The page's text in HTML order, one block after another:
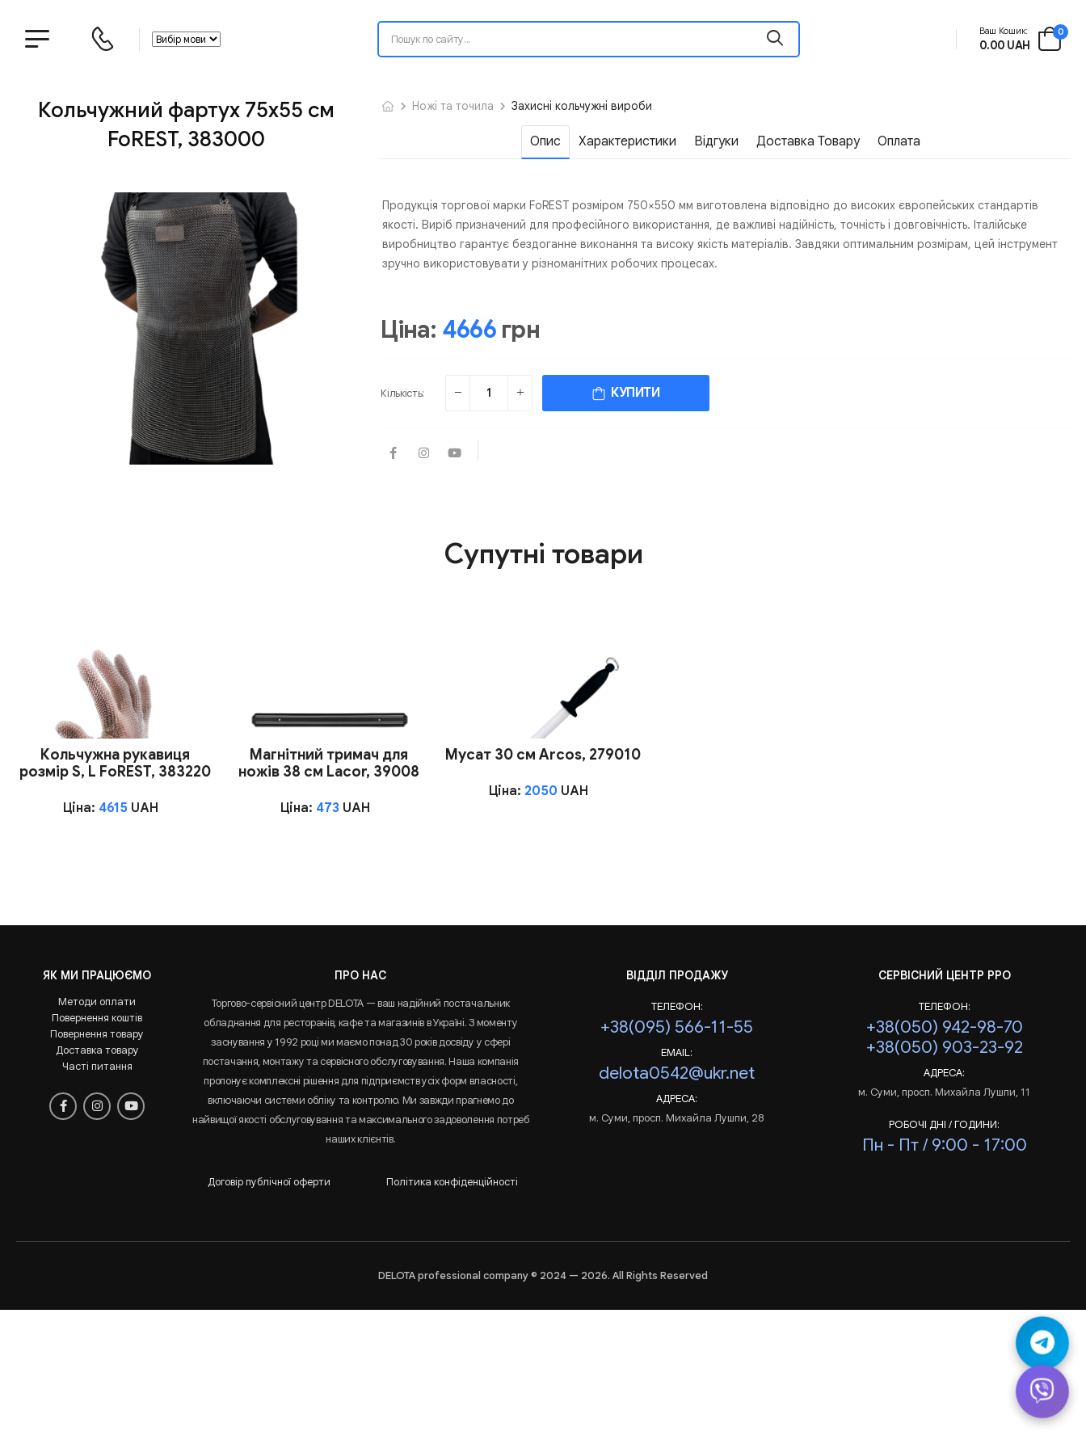
Ваш Кошик:
0.00 UAH
0
Кольчужний фартух 75х55 см
FoREST, 383000
Ножі та точила Захисні кольчужні вироби
Опис Характеристики Відгуки Доставка Товару Оплата
Продукція торгової марки FoREST розміром 750×550 мм виготовлена відповідно до високих європейських стандартів
якості. Виріб призначений для професійного використання, де важливі надійність, точність і довговічність. Італійське
виробництво гарантує бездоганне виконання та високу якість матеріалів. Завдяки оптимальним розмірам, цей інструмент
зручно використовувати у різноманітних робочих процесах.
Ціна: 4666грн
Кількість: КУПИТИ
Супутні товари
Кольчужна рукавиця
розмір S, L FoREST, 383220
Ціна: 4615 UAH
Магнітний тримач для
ножів 38 см Lacor, 39008
Ціна: 473 UAH
Мусат 30 см Arcos, 279010
Ціна:2050 UAH
ЯК МИ ПРАЦЮЄМО
Методи оплати
Повернення коштів
Повернення товару
Доставка товару
Часті питання
ПРО НАС
Торгово-сервісний центр DELOTA — ваш надійний постачальник
обладнання для ресторанів, кафе та магазинів в Україні. З моменту
заснування у 1992 році ми маємо понад 30 років досвіду у сфері
постачання, монтажу та сервісного обслуговування. Наша компанія
пропонує комплексні рішення для підприємств усіх форм власності,
включаючи системи обліку та контролю. Ми завжди прагнемо до
найвищої якості обслуговування та максимального задоволення потреб
наших клієнтів.
Договір публічної оферти Політика конфіденційності
ВІДДІЛ ПРОДАЖУ
ТЕЛЕФОН:
+38(095) 566-11-55
EMAIL:
delota0542@ukr.net
АДРЕСА:
м. Суми, просп. Михайла Лушпи, 28
СЕРВІСНИЙ ЦЕНТР РРО
ТЕЛЕФОН:
+38(050) 942-98-70
+38(050) 903-23-92
АДРЕСА:
м. Суми, просп. Михайла Лушпи, 11
РОБОЧІ ДНІ / ГОДИНИ:
Пн - Пт / 9:00 - 17:00
DELOTA professional company © 2024 — 2026. All Rights Reserved